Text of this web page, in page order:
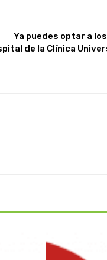
Ya puedes optar a
de la Clínica